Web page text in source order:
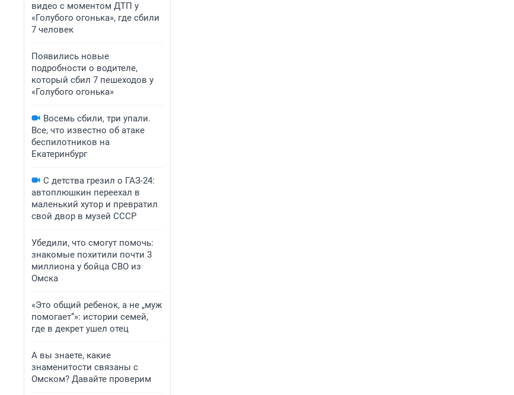
видео с моментом ДТП у
«Голубого огонька», где сбили
7 человек
Появились новые
подробности о водителе,
который сбил 7 пешеходов у
«Голубого огонька»
Восемь сбили, три упали.
Все, что известно об атаке
беспилотников на
Екатеринбург
С детства грезил о ГАЗ-24:
автоплюшкин переехал в
маленький хутор и превратил
свой двор в музей СССР
Убедили, что смогут помочь:
знакомые похитили почти 3
миллиона у бойца СВО из
Омска
«Это общий ребенок, а не „муж
помогает“»: истории семей,
где в декрет ушел отец
А вы знаете, какие
знаменитости связаны с
Омском? Давайте проверим